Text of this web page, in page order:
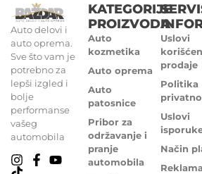
Auto delovi i
auto oprema.
Sve što vam je
potrebno za
lepši izgled i
bolje
performanse
vašeg
automobila
KATEGORIJE
PROIZVODA
Auto
kozmetika
Auto oprema
Auto
patosnice
Pribor za
održavanje i
pranje
automobila
Uslovi
prodaje
Politika
Uslovi
Način